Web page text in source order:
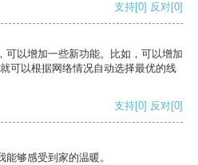
支持[0] 反对[0]
可以增加一些新功能。比如，可以增加
可以根据网络情况自动选择最优的线
支持[0] 反对[0]
够感受到家的温暖。